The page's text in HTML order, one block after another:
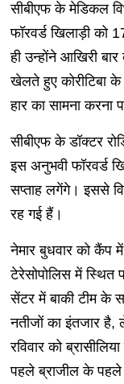
सीबीएफ के मेडिकल
फॉरवर्ड खिलाड़ी
ही उन्होंने आखिरी
खेलते हुए कोरीटिबा
हार का सामना करना
सीबीएफ के डॉक्टर
इस अनुभवी फॉरवर्ड
सप्ताह लगेंगे। इससे
रह गई हैं।
नेमार बुधवार को कैंप
टेरेसोपोलिस में स्थित
सेंटर में बाकी टीम के
नतीजों का इंतजार है,
रविवार को
पहले ब्राजील के पहले